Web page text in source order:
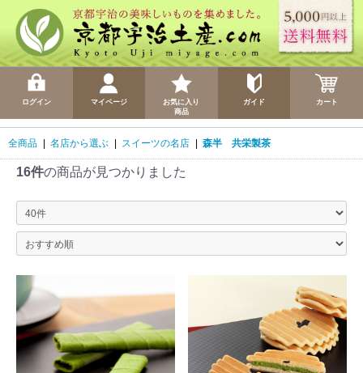
ログイン マイページ
お気に入り
商品
ガイド カート
全商品 名店から選ぶ スイーツの名店 森半 共栄製茶
16件の商品が見つかりました